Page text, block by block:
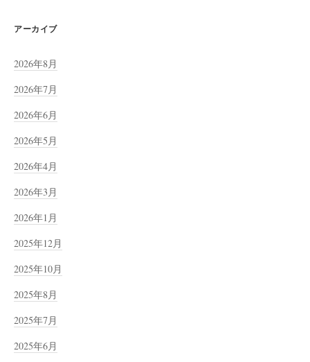
アーカイブ
2026年8月
2026年7月
2026年6月
2026年5月
2026年4月
2026年3月
2026年1月
2025年12月
2025年10月
2025年8月
2025年7月
2025年6月